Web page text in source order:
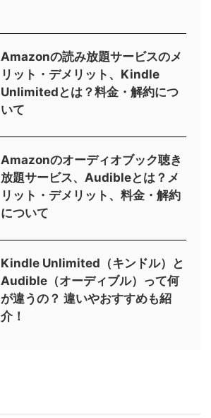
Amazonの読み放題サービスのメ
リット・デメリット、Kindle
Unlimitedとは？料金・解約につ
いて
Amazonのオーディオブック聴き
放題サービス、Audibleとは？メ
リット・デメリット、料金・解約
について
Kindle Unlimited（キンドル）と
Audible（オーディブル）って何
が違うの？ 違いやおすすめも紹
介！